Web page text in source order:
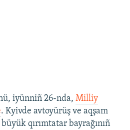
iyünniñ 26-nda, Milliy
. Kyivde avtoyürüş ve aqşam
qırımtatar bayrağınıñ